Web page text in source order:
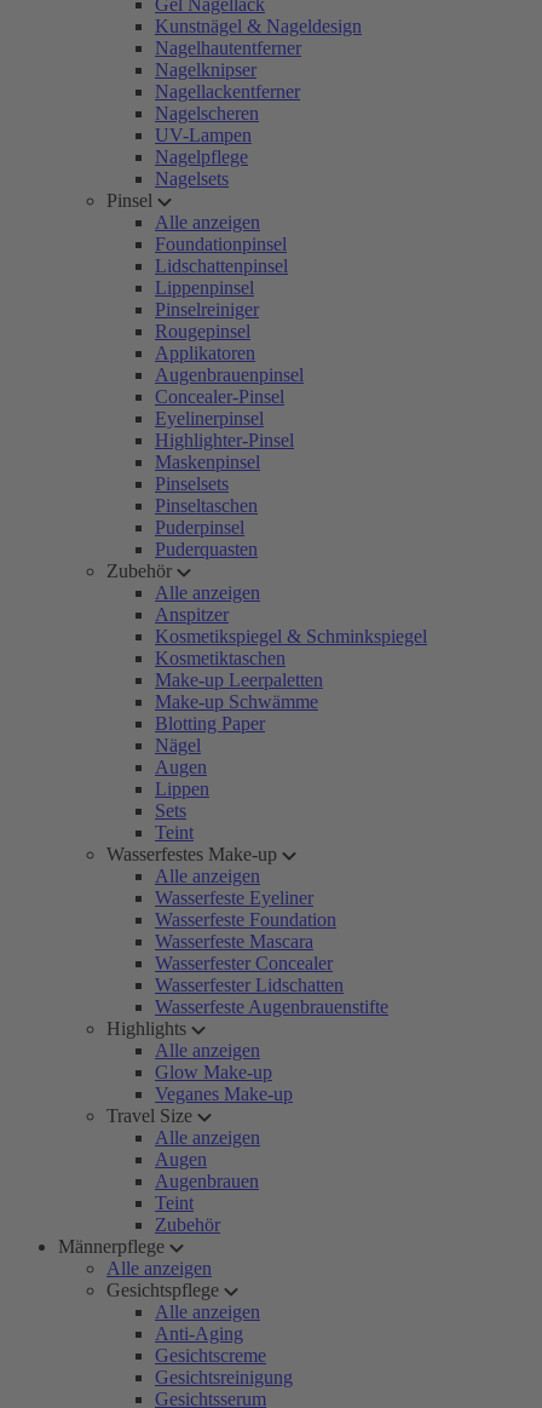
Gel Nagellack
Kunstnägel & Nageldesign
Nagelhautentferner
Nagelknipser
Nagellackentferner
Nagelscheren
UV-Lampen
Nagelpflege
Nagelsets
Pinsel
Alle anzeigen
Foundationpinsel
Lidschattenpinsel
Lippenpinsel
Pinselreiniger
Rougepinsel
Applikatoren
Augenbrauenpinsel
Concealer-Pinsel
Eyelinerpinsel
Highlighter-Pinsel
Maskenpinsel
Pinselsets
Pinseltaschen
Puderpinsel
Puderquasten
Zubehör
Alle anzeigen
Anspitzer
Kosmetikspiegel & Schminkspiegel
Kosmetiktaschen
Make-up Leerpaletten
Make-up Schwämme
Blotting Paper
Nägel
Augen
Lippen
Sets
Teint
Wasserfestes Make-up
Alle anzeigen
Wasserfeste Eyeliner
Wasserfeste Foundation
Wasserfeste Mascara
Wasserfester Concealer
Wasserfester Lidschatten
Wasserfeste Augenbrauenstifte
Highlights
Alle anzeigen
Glow Make-up
Veganes Make-up
Travel Size
Alle anzeigen
Augen
Augenbrauen
Teint
Zubehör
Männerpflege
Alle anzeigen
Gesichtspflege
Alle anzeigen
Anti-Aging
Gesichtscreme
Gesichtsreinigung
Gesichtsserum